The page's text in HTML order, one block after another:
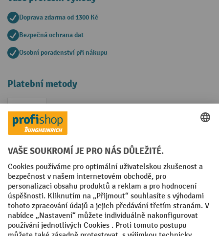
Doprava zdarma od 1300 Kč
Bezpečná ochrana dat
Osobní poradenství při nákupu
Platební metody
Faktura
Sociální sítě
Facebook
YouTubeLinkedIn
VODP Otisk
Prohlášení o ochraně osobních údajů